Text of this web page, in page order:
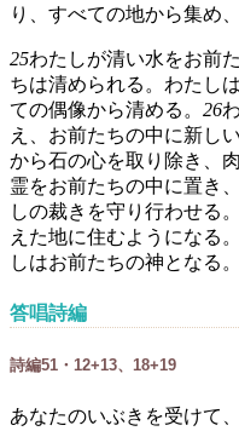
り、すべての地から集め
25わたしが清い水をお前
ちは清められる。わたし
ての偶像から清める。 26
え、お前たちの中に新し
から石の心を取り除き、
霊をお前たちの中に置き
しの裁きを守り行わせる。
えた地に住むようになる
しはお前たちの神となる。
答唱詩編
詩編51・12+13、18+19
あなたのいぶきを受けて